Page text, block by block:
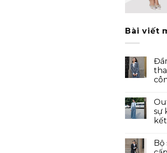
Bài viết
sự
Bộ